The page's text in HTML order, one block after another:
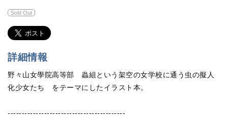
Sold Out
詳細情報
野々山女學院高等部 蟲組という架空の女学校に通う虫の擬人
化少女たち をテーマにしたイラスト本。
------------------------------------------